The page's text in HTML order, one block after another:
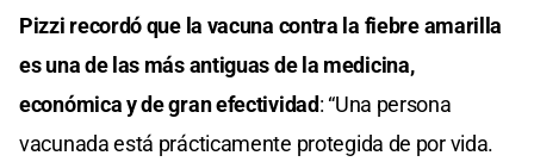
Pizzi recordó que la vacuna contra la fiebre amarilla
es una de las más antiguas de la medicina,
económica y de gran efectividad: “Una persona
vacunada está prácticamente protegida de por vida.